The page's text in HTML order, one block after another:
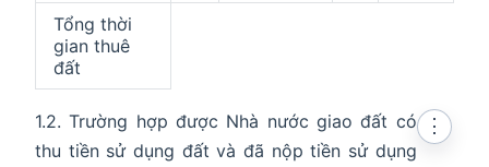
Tổng thời
gian thuê
đất
1.2. Trường hợp được Nhà nước giao đất có
thu tiền sử dụng đất và đã nộp tiền sử dụng
⋮